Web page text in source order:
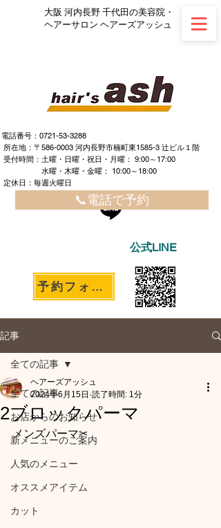
大阪 河内長野 千代田の美容院・
ヘアーサロン ヘアーズアッシュ
電話番号：0721-53-3288
所在地：〒586-0003 河内長野市楠町東1585-3 辻ビル１階
​ ​受付時間：土曜・日曜・祝日・月曜： 9:00～17:00
水曜・木曜・金曜： 10:00～18:00
定休日：毎週火曜日
📞電話で予約
公式LINE
予約フォームへ
記事
全ての記事
お店からのお知らせ
新メニューのご案内
人気のメニュー
オススメアイテム
カット
全ての記事
2ブロックパーマ
ヘアーズアッシュ
2024年6月15日 読了時間: 1分
メンズパーマ✂